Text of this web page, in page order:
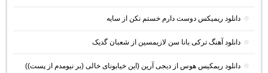
دانلود ریمیکس دوست دارم خستم نکن از سایه
دانلود آهنگ ترکی بانا سن لازیمسین از شعبان گدیک
دانلود ریمکیس هوس از دیجی آرین (این خیابونای خالی (بر نیومدم از پست))